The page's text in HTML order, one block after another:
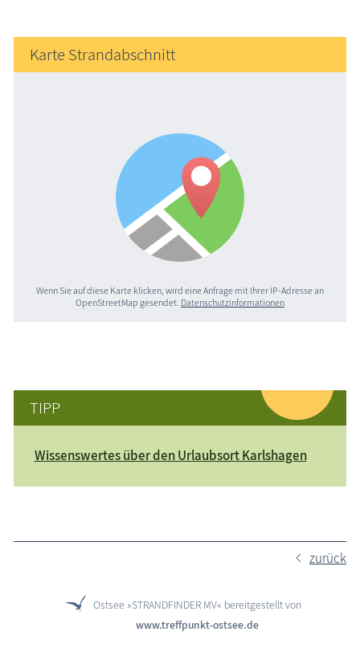
Karte Strandabschnitt
Wenn Sie auf diese Karte klicken, wird eine Anfrage mit Ihrer IP-Adresse an
OpenStreetMap gesendet. Datenschutzinformationen
TIPP
Wissenswertes über den Urlaubsort Karlshagen
zurück
Ostsee »STRANDFINDER MV« bereitgestellt von
www.treffpunkt-ostsee.de